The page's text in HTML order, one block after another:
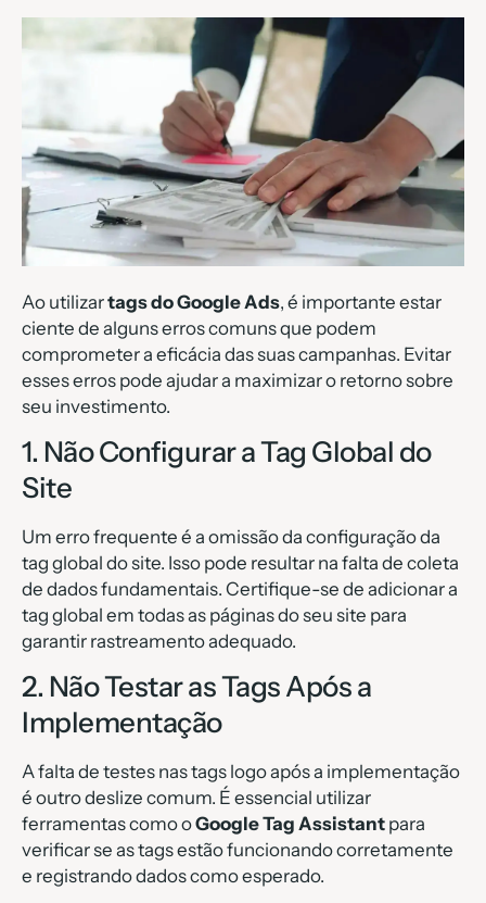
Ao utilizartags do Google Ads, é importante estar
ciente de alguns erros comuns que podem
comprometer a eficácia das suas campanhas. Evitar
esses erros pode ajudar a maximizar o retorno sobre
seu investimento.
1. Não Configurar a Tag Global do
Site
Um erro frequente é a omissão da configuração da
tag global do site. Isso pode resultar na falta de coleta
de dados fundamentais. Certifique-se de adicionar a
tag global em todas as páginas do seu site para
garantir rastreamento adequado.
2. Não Testar as Tags Após a
Implementação
A falta de testes nas tags logo após a implementação
é outro deslize comum. É essencial utilizar
ferramentas como oGoogle Tag Assistant para
verificar se as tags estão funcionando corretamente
e registrando dados como esperado.